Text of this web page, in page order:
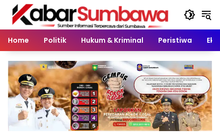
Langsung
konten
Home
Politik Hukum & Kriminal Peristiwa